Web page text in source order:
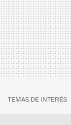
TEMAS DE INTERÉS